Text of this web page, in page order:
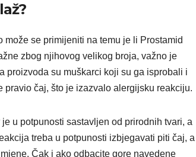
se primijeniti na temu je li Prostamid
zbog njihovog velikog broja, važno je
proizvoda su muškarci koji su ga isprobali i
čaj, što je izazvalo alergijsku reakciju.
u potpunosti sastavljen od prirodnih tvari, a
treba u potpunosti izbjegavati piti čaj, a
Čak i ako odbacite gore navedene